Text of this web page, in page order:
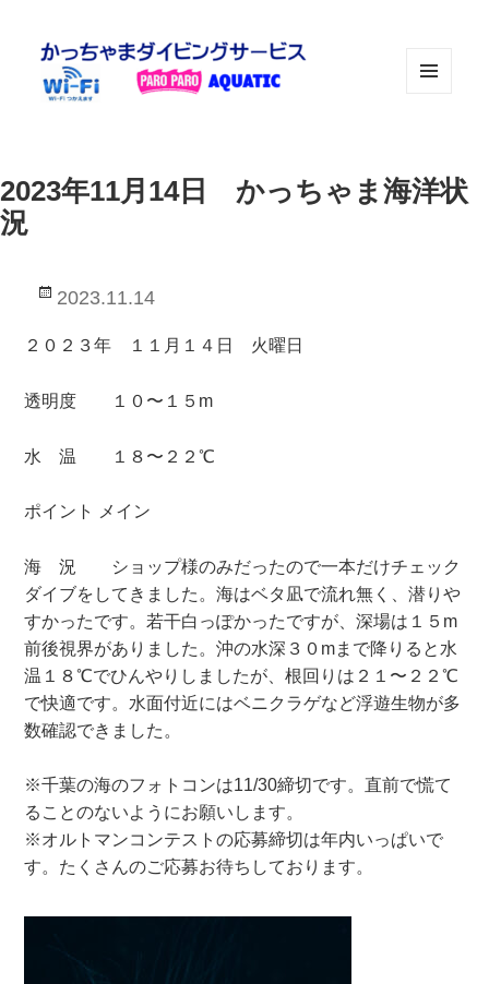
2023年11月14日 かっちゃま海洋状
況
投
2023.11.14
２０２３年 １１月１４日 火曜日
透明度 １０〜１５m
水 温 １８〜２２℃
ポイント メイン
海 況 ショップ様のみだったので一本だけチェック
ダイブをしてきました。海はベタ凪で流れ無く、潜りや
すかったです。若干白っぽかったですが、深場は１５m
前後視界がありました。沖の水深３０mまで降りると水
温１８℃でひんやりしましたが、根回りは２１〜２２℃
で快適です。水面付近にはベニクラゲなど浮遊生物が多
数確認できました。
※千葉の海のフォトコンは11/30締切です。直前で慌て
ることのないようにお願いします。
※オルトマンコンテストの応募締切は年内いっぱいで
す。たくさんのご応募お待ちしております。